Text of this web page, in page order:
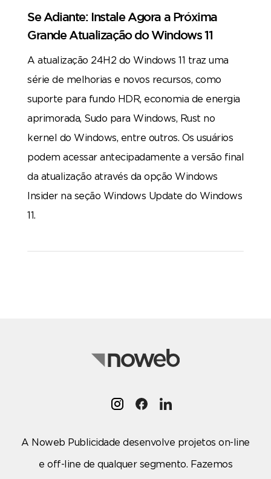
Se Adiante: Instale Agora a Próxima
Grande Atualização do Windows 11
A atualização 24H2 do Windows 11 traz uma
série de melhorias e novos recursos, como
suporte para fundo HDR, economia de energia
aprimorada, Sudo para Windows, Rust no
kernel do Windows, entre outros. Os usuários
podem acessar antecipadamente a versão final
da atualização através da opção Windows
Insider na seção Windows Update do Windows
11.
A Noweb Publicidade desenvolve projetos on-line
e off-line de qualquer segmento. Fazemos